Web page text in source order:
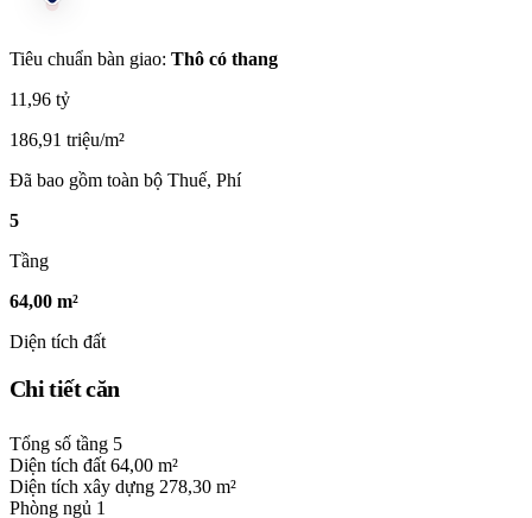
Tiêu chuẩn bàn giao: Thô có thang
11,96 tỷ
186,91 triệu/m²
Đã bao gồm toàn bộ Thuế, Phí
5
Tầng
64,00 m²
Diện tích đất
Chi tiết căn
Tổng số tầng 5
Diện tích đất 64,00 m²
Diện tích xây dựng 278,30 m²
Phòng ngủ 1